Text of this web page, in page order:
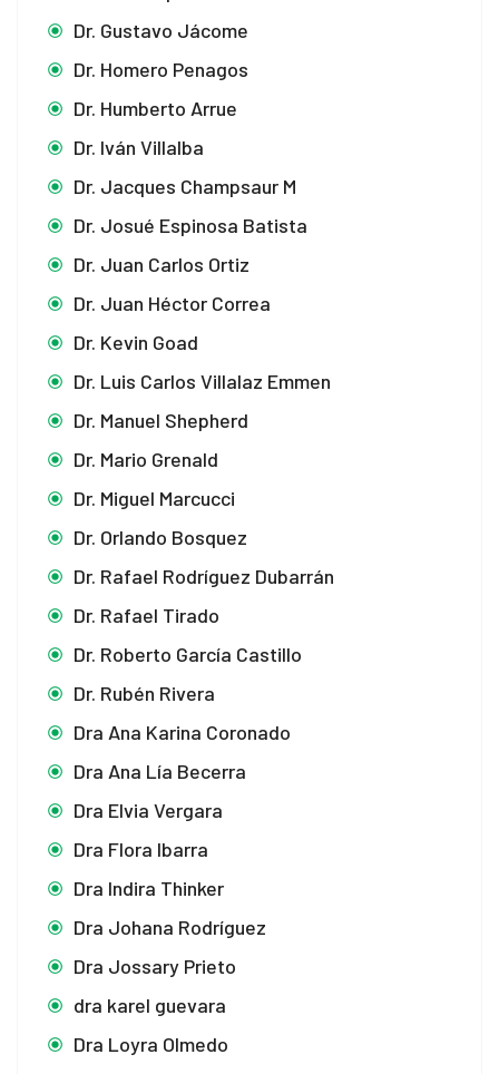
Dr. Gustavo Jácome
Dr. Homero Penagos
Dr. Humberto Arrue
Dr. Iván Villalba
Dr. Jacques Champsaur M
Dr. Josué Espinosa Batista
Dr. Juan Carlos Ortiz
Dr. Juan Héctor Correa
Dr. Kevin Goad
Dr. Luis Carlos Villalaz Emmen
Dr. Manuel Shepherd
Dr. Mario Grenald
Dr. Miguel Marcucci
Dr. Orlando Bosquez
Dr. Rafael Rodríguez Dubarrán
Dr. Rafael Tirado
Dr. Roberto García Castillo
Dr. Rubén Rivera
Dra Ana Karina Coronado
Dra Ana Lía Becerra
Dra Elvia Vergara
Dra Flora Ibarra
Dra Indira Thinker
Dra Johana Rodríguez
Dra Jossary Prieto
dra karel guevara
Dra Loyra Olmedo